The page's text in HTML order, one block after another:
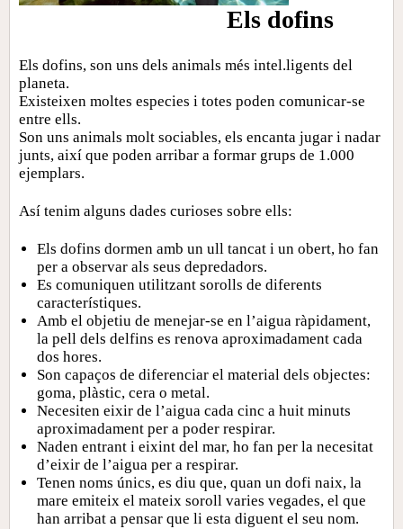
Els dofins
Els dofins, son uns dels animals més intel.ligents del
planeta.
Existeixen moltes especies i totes poden comunicar-se
entre ells.
Son uns animals molt sociables, els encanta jugar i nadar
junts, així que poden arribar a formar grups de 1.000
ejemplars.
Así tenim alguns dades curioses sobre ells:
Els dofins dormen amb un ull tancat i un obert, ho fan
per a observar als seus depredadors.
Es comuniquen utilitzant sorolls de diferents
característiques.
Amb el objetiu de menejar-se en l’aigua ràpidament,
la pell dels delfins es renova aproximadament cada
dos hores.
Son capaços de diferenciar el material dels objectes:
goma, plàstic, cera o metal.
Necesiten eixir de l’aigua cada cinc a huit minuts
aproximadament per a poder respirar.
Naden entrant i eixint del mar, ho fan per la necesitat
d’eixir de l’aigua per a respirar.
Tenen noms únics, es diu que, quan un dofi naix, la
mare emiteix el mateix soroll varies vegades, el que
han arribat a pensar que li esta diguent el seu nom.